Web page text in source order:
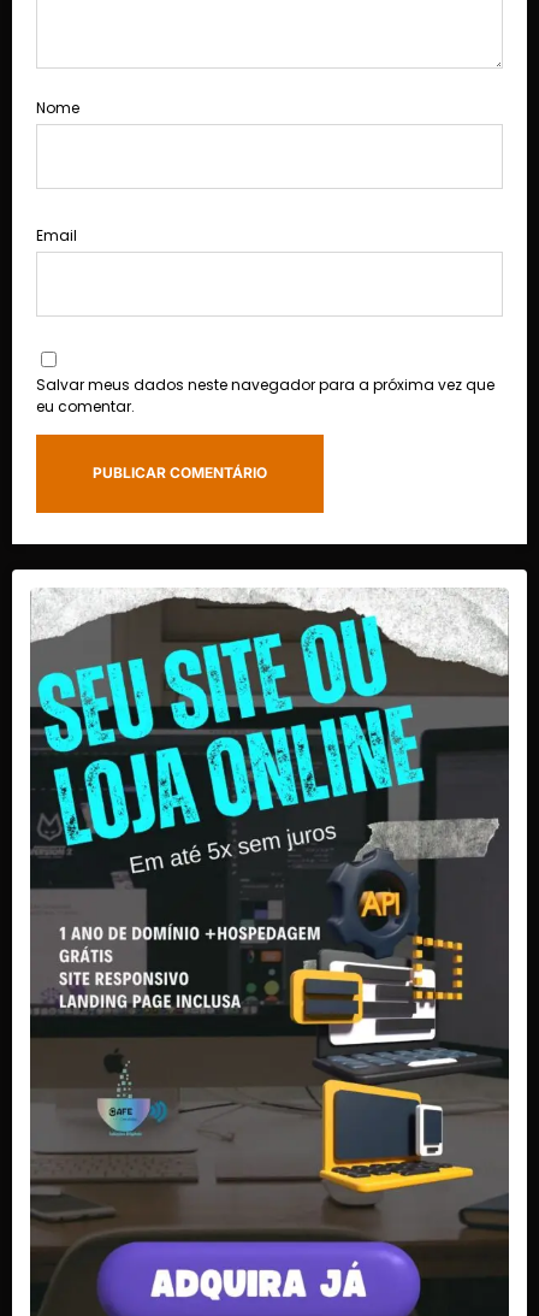
Nome
Email
Salvar meus dados neste navegador para a próxima vez que
eu comentar.